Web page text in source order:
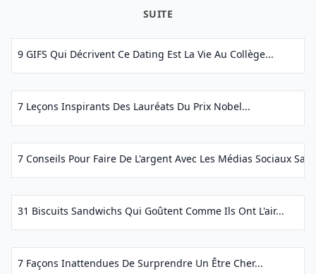
SUITE
9 GIFS Qui Décrivent Ce Dating Est La Vie Au Collège...
7 Leçons Inspirants Des Lauréats Du Prix Nobel...
7 Conseils Pour Faire De L'argent Avec Les Médias Sociaux
31 Biscuits Sandwichs Qui Goûtent Comme Ils Ont L'air...
7 Façons Inattendues De Surprendre Un Être Cher...